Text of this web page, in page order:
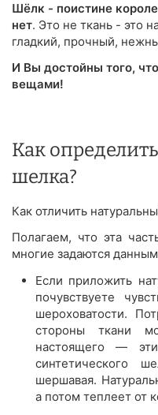
Шёлк - поистине
нет. Это не ткань - это
гладкий, прочный,
И Вы достойны того,
вещами!
Как
шелка?
Как отличить
Полагаем, что эта
многие задаются
Если приложить
почувствуете
шероховатости.
стороны ткани
настоящего —
синтетического
шершавая.
а потом теплеет от